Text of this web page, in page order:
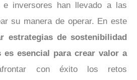
e inversores han llevado a las
su manera de operar. En este
estrategias de sostenibilidad
es esencial para crear valor a
con éxito los retos